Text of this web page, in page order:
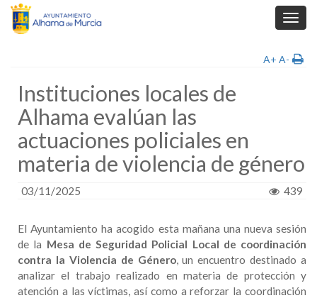
A+ A-
Instituciones locales de
Alhama evalúan las
actuaciones policiales en
materia de violencia de género
03/11/2025 439
El Ayuntamiento ha acogido esta mañana una nueva sesión
de la Mesa de Seguridad Policial Local de coordinación
contra la Violencia de Género, un encuentro destinado a
analizar el trabajo realizado en materia de protección y
atención a las víctimas, así como a reforzar la coordinación